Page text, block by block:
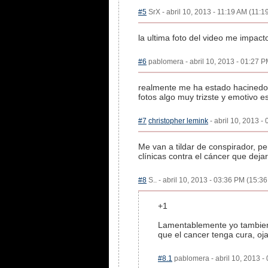
#5 SrX - abril 10, 2013 - 11:19 AM
la ultima foto del video me
#6 pablomera - abril 10, 2013 - 01:27
realmente me ha estado
fotos algo muy trizste y emotivo
#7 christopher lemink - abril 10, 2013 -
Me van a tildar de conspirador,
clínicas contra el cáncer que
#8 S.. - abril 10, 2013 - 03:36 PM
+1
Lamentablemente yo
que el cancer tenga cura,
#8.1 pablomera - abril 10, 2013 -